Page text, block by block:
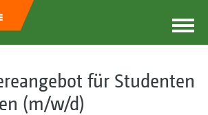
für Studenten
(m/w/d)